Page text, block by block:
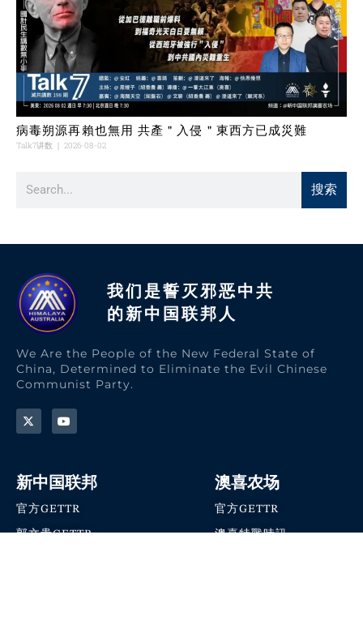
病毒朔源再賴也無用 共產＂入侵＂東西方已成災難
Talk7讲数 2026-08-02
搜索
我们是誓灭邪恶中共
的新中国联邦人​
We Are the People of the New Federal State of
China, Determined to Eliminate the Evil Chinese
Communist Party.
新中国联邦
官方GETTR
郭文贵GETTR
澳喜农场
官方GETTR
澳喜特戰時訊